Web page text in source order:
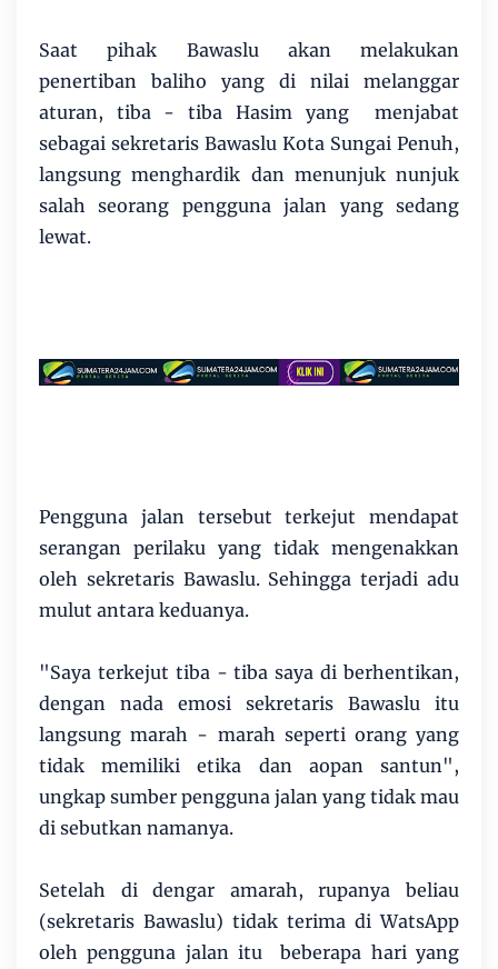
Saat pihak Bawaslu akan melakukan
penertiban baliho yang di nilai melanggar
aturan, tiba - tiba Hasim yang menjabat
sebagai sekretaris Bawaslu Kota Sungai Penuh,
langsung menghardik dan menunjuk nunjuk
salah seorang pengguna jalan yang sedang
lewat.
Pengguna jalan tersebut terkejut mendapat
serangan perilaku yang tidak mengenakkan
oleh sekretaris Bawaslu. Sehingga terjadi adu
mulut antara keduanya.
"Saya terkejut tiba - tiba saya di berhentikan,
dengan nada emosi sekretaris Bawaslu itu
langsung marah - marah seperti orang yang
tidak memiliki etika dan aopan santun",
ungkap sumber pengguna jalan yang tidak mau
di sebutkan namanya.
Setelah di dengar amarah, rupanya beliau
(sekretaris Bawaslu) tidak terima di WatsApp
oleh pengguna jalan itu beberapa hari yang